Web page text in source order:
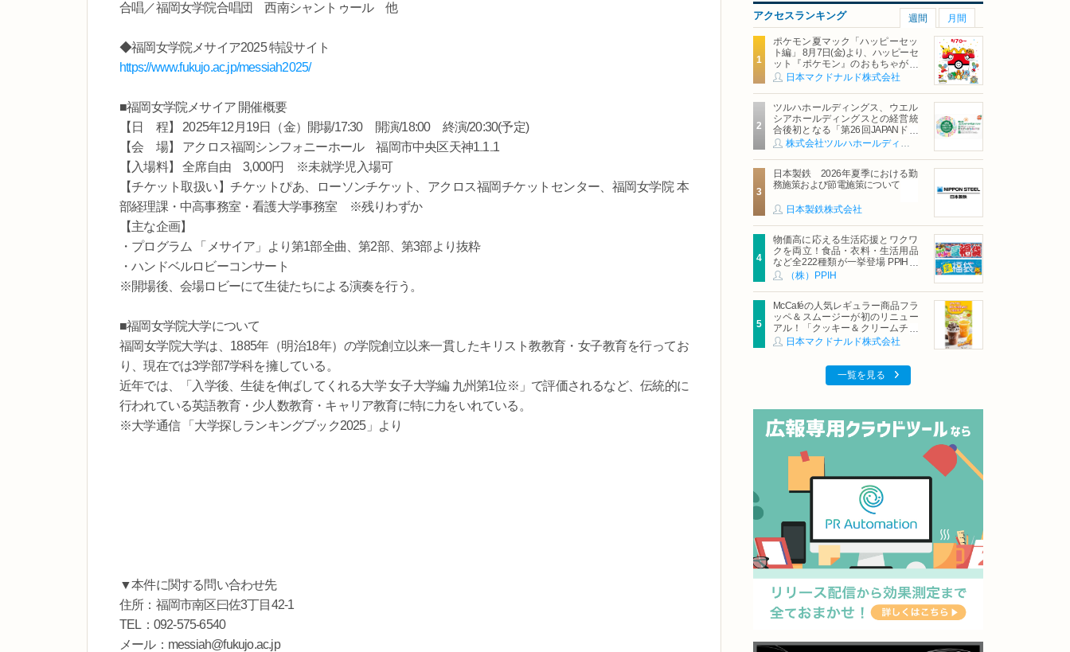
合唱／福岡女学院合唱団 西南シャントゥール 他
◆福岡女学院メサイア2025 特設サイト
https://www.fukujo.ac.jp/messiah2025/
■福岡女学院メサイア 開催概要
【日 程】 2025年12月19日（金）開場/17:30 開演/18:00 終演/20:30(予定)
【会 場】 アクロス福岡シンフォニーホール 福岡市中央区天神1₋1₋1
【入場料】 全席自由 3,000円 ※未就学児入場可
【チケット取扱い】チケットぴあ、ローソンチケット、アクロス福岡チケットセンター、福岡女学院 本
部経理課・中高事務室・看護大学事務室 ※残りわずか
【主な企画】
・プログラム 「メサイア」より第1部全曲、第2部、第3部より抜粋
・ハンドベルロビーコンサート
※開場後、会場ロビーにて生徒たちによる演奏を行う。
■福岡女学院大学について
福岡女学院大学は、1885年（明治18年）の学院創立以来一貫したキリスト教教育・女子教育を行ってお
り、現在では3学部7学科を擁している。
近年では、「入学後、生徒を伸ばしてくれる大学 女子大学編 九州第1位※」で評価されるなど、伝統的に
行われている英語教育・少人数教育・キャリア教育に特に力をいれている。
※大学通信 「大学探しランキングブック2025」より
▼本件に関する問い合わせ先
住所：福岡市南区曰佐3丁目42-1
TEL：092-575-6540
メール：messiah@fukujo.ac.jp
アクセスランキング 週間 月間
ポケモン夏マック「ハッピーセッ
ト編」 8月7日(金)より、ハッピーセ
ット『ポケモン』のおもちゃが期
間限定登場
日本マクドナルド株式会社
ツルハホールディングス、ウエル
シアホールディングスとの経営統
合後初となる「第26回JAPANドラ
ッグストアショー」に出展
株式会社ツルハホールディングス
日本製鉄 2026年夏季における勤
務施策および節電施策について
日本製鉄株式会社
物価高に応える生活応援とワクワ
クを両立！食品・衣料・生活用品
など全222種類が一挙登場 PPIHグ
ループ「夏福袋」＆セール 8月6日
（株）PPIH
McCaféの人気レギュラー商品フラ
ッペ＆スムージーが初のリニュー
アル！「クッキー＆クリームチョ
コフラッペ」「マンゴースムージ
日本マクドナルド株式会社
一覧を見る